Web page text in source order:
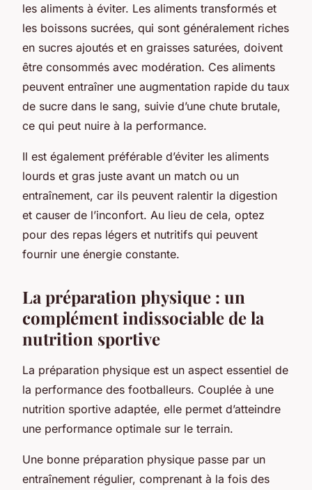
les aliments à éviter. Les aliments transformés et
les boissons sucrées, qui sont généralement riches
en sucres ajoutés et en graisses saturées, doivent
être consommés avec modération. Ces aliments
peuvent entraîner une augmentation rapide du taux
de sucre dans le sang, suivie d’une chute brutale,
ce qui peut nuire à la performance.
Il est également préférable d’éviter les aliments
lourds et gras juste avant un match ou un
entraînement, car ils peuvent ralentir la digestion
et causer de l’inconfort. Au lieu de cela, optez
pour des repas légers et nutritifs qui peuvent
fournir une énergie constante.
La préparation physique : un
complément indissociable de la
nutrition sportive
La préparation physique est un aspect essentiel de
la performance des footballeurs. Couplée à une
nutrition sportive adaptée, elle permet d’atteindre
une performance optimale sur le terrain.
Une bonne préparation physique passe par un
entraînement régulier, comprenant à la fois des